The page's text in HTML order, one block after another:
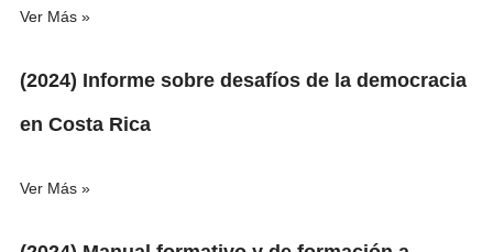
Ver Más »
(2024) Informe sobre desafíos de la democracia
en Costa Rica
Ver Más »